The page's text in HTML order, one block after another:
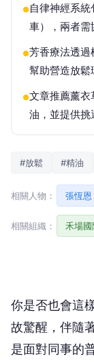
●自律神經系
車），兩者需
●芳香療法透過
幫助營造放鬆
●文章推薦薰
油，並提供挑
#放鬆 #精油
相關人物： 張恆恩
相關組織： 禾場
你是否也會這
故驚醒，伴隨
是面對同事的